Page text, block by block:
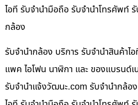
ไอที รับจำนำมือถือ รับจำนำโทรศัพท์
กล้อง
รับจำนำกล้อง บริการ รับจำนำสินค้าไ
แพค ไอโฟน นาฬิกา และ ของแบรนด์
รับจํานําแจ้งวัฒนะ.com รับจำนำกล้อ